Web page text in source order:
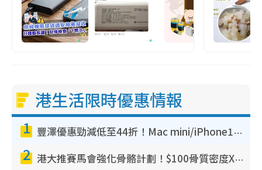
港生活限時優惠情報
1 豐澤優惠勁減低至44折！Mac mini/iPhone17Pro大減價！廚房家電$220起
2 港大推賽馬會強化骨骼計劃！$100骨質密度X光檢查 完成免費運動訓練送超市禮券！附參加資格